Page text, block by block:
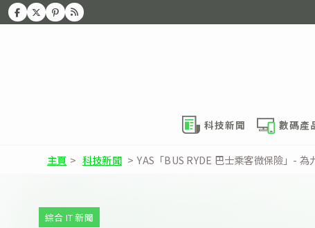
科技新聞 數碼產
主頁 > 科技新聞 > YAS「BUS RYDE 巴士乘客微保險」-
綜合 IT 新聞